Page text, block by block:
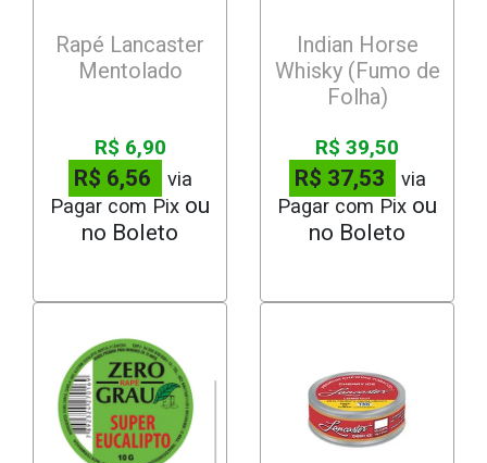
Rapé Lancaster
Mentolado
R$ 6,90
R$ 6,56
via
Pagar com Pix
Indian Horse
Whisky (Fumo de
Folha)
R$ 39,50
R$ 37,53
via
Pagar com Pix